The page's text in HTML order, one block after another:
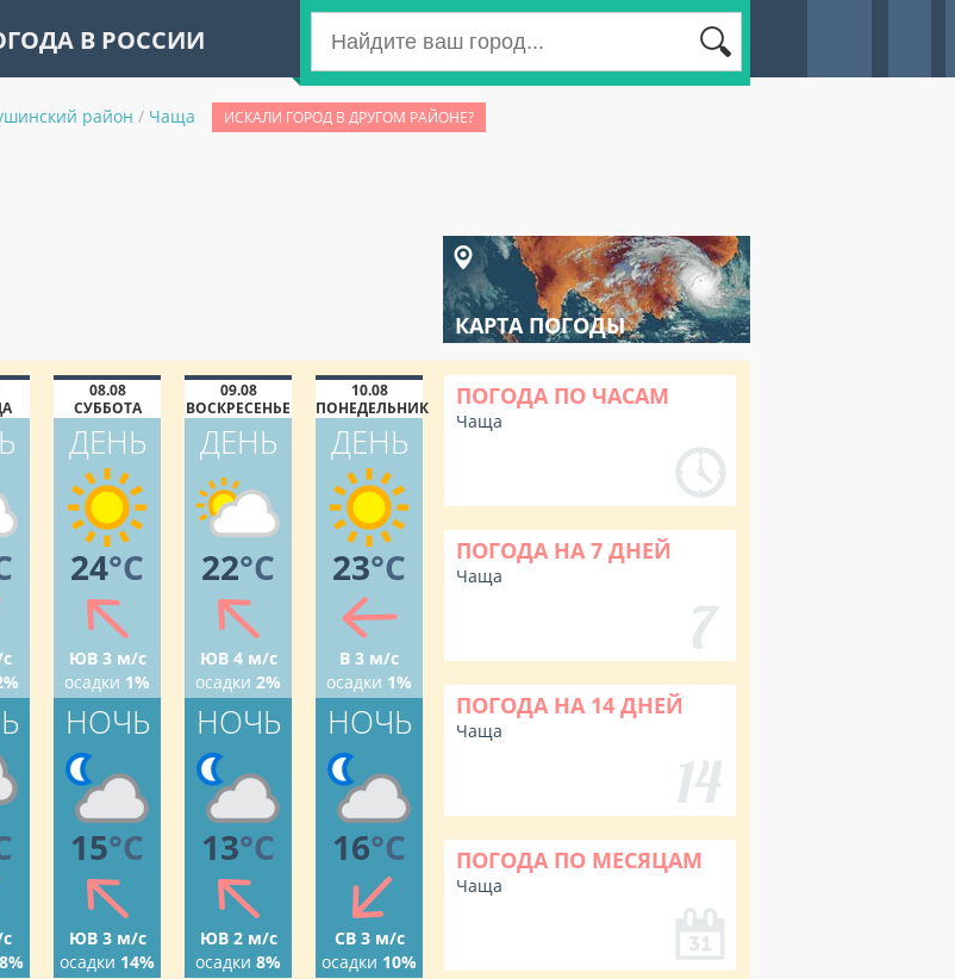
В РОССИИ
район / Чаща ИСКАЛИ ГОРОД В ДРУГОМ РАЙОНЕ?
КАРТА ПОГОДЫ
08.08
СУББОТА
ДЕНЬ
24°C
ЮВ 3 м/с
осадки 1%
НОЧЬ
15°C
ЮВ 3 м/с
осадки 14%
09.08
ВОСКРЕСЕНЬЕ
ДЕНЬ
22°C
ЮВ 4 м/с
осадки 2%
НОЧЬ
13°C
ЮВ 2 м/с
осадки 8%
10.08
ПОНЕДЕЛЬНИК
ДЕНЬ
23°C
В 3 м/с
осадки 1%
НОЧЬ
16°C
СВ 3 м/с
осадки 10%
ПОГОДА ПО ЧАСАМ
Чаща
ПОГОДА НА 7 ДНЕЙ
Чаща
ПОГОДА НА 14 ДНЕЙ
Чаща
ПОГОДА ПО МЕСЯЦАМ
Чаща